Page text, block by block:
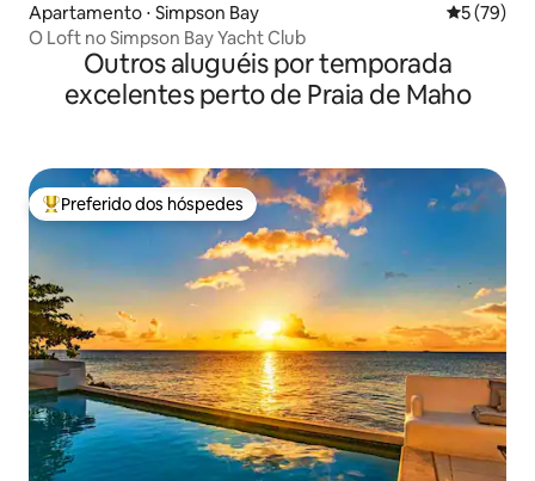
Apartamento ⋅ Simpson Bay 5 de uma
5 (79)
O Loft no Simpson Bay Yacht Club
Outros aluguéis por temporada
excelentes perto de Praia de Maho
Entre os melhores preferidos dos hóspedes
Preferido dos hóspedes